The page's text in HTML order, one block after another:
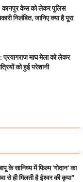
केस को लेकर पुलिस
निलंबित, जानिए क्या है पूरा
माघ मेला को लेकर
को हुई परेशानी
के सानिध्य में फिल्म ‘गोदान’ का
से ही मिलती है ईश्वर की कृपा”